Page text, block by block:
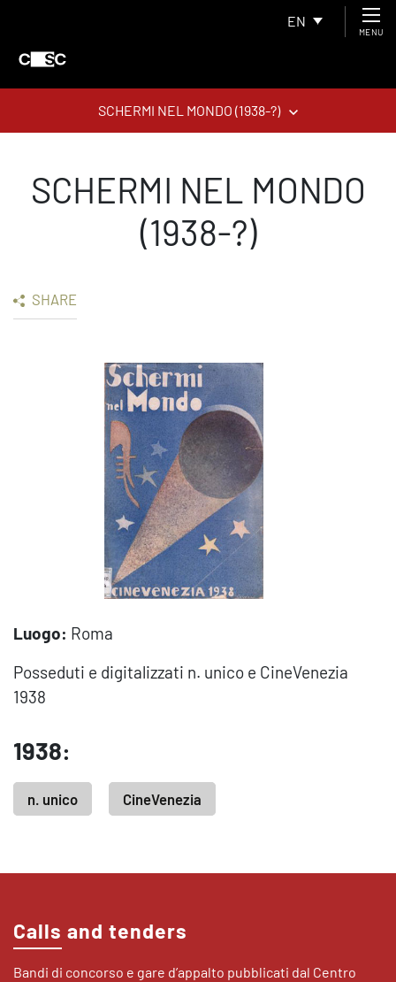
EN
MENU
SCHERMI NEL MONDO (1938-?)
SCHERMI NEL MONDO
(1938-?)
SHARE
Luogo: Roma
Posseduti e digitalizzati n. unico e CineVenezia
1938
1938:
n. unico CineVenezia
Calls and tenders
Bandi di concorso e gare d’appalto pubblicati dal Centro